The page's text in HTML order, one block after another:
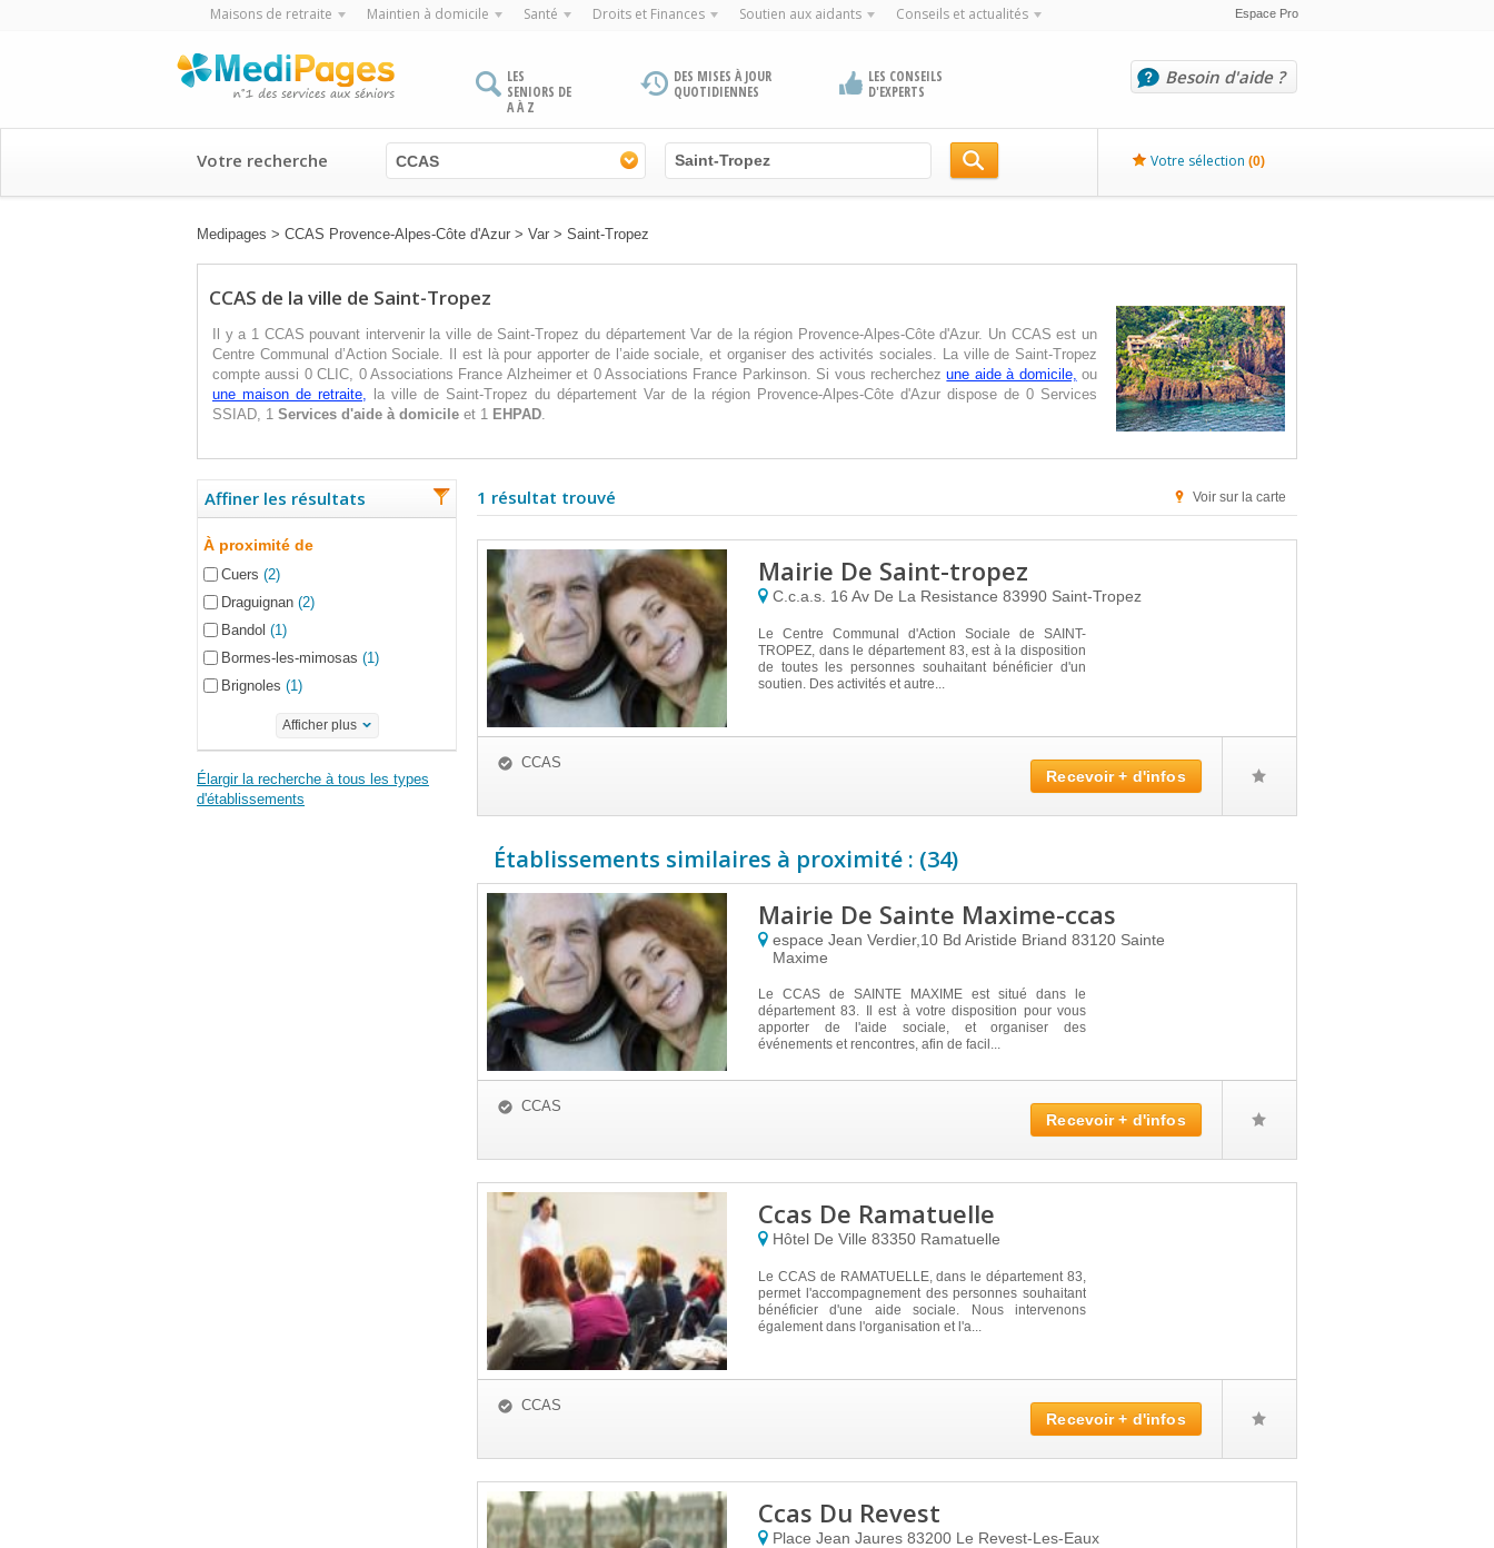
Maisons de retraite Maintien à domicile Santé Droits et Finances Soutien aux aidants Conseils et actualités Espace Pro
LES
SENIORS DE
A À Z
DES MISES À JOUR
QUOTIDIENNES
LES CONSEILS
D'EXPERTS
Besoin d'aide ?
Votre recherche CCAS Votre sélection (0)
Medipages > CCAS Provence-Alpes-Côte d'Azur > Var > Saint-Tropez
CCAS de la ville de Saint-Tropez
Il y a 1 CCAS pouvant intervenir la ville de Saint-Tropez du département Var de la région Provence-Alpes-Côte d'Azur. Un CCAS est un
Centre Communal d’Action Sociale. Il est là pour apporter de l’aide sociale, et organiser des activités sociales. La ville de Saint-Tropez
compte aussi 0 CLIC, 0 Associations France Alzheimer et 0 Associations France Parkinson. Si vous recherchezune aide à domicile, ou
une maison de retraite, la ville de Saint-Tropez du département Var de la région Provence-Alpes-Côte d'Azur dispose de 0 Services
SSIAD, 1 Services d'aide à domicile et 1 EHPAD.
Affiner les résultats
À proximité de
Cuers (2)
Draguignan (2)
Bandol (1)
Bormes-les-mimosas (1)
Brignoles (1)
Afficher plus
Élargir la recherche à tous les types
d'établissements
1 résultat trouvé Voir sur la carte
Mairie De Saint-tropez
C.c.a.s. 16 Av De La Resistance 83990 Saint-Tropez
Le Centre Communal d'Action Sociale de SAINT-
TROPEZ, dans le département 83, est à la disposition
de toutes les personnes souhaitant bénéficier d'un
soutien. Des activités et autre...
CCAS
Recevoir + d'infos
Établissements similaires à proximité : (34)
Mairie De Sainte Maxime-ccas
espace Jean Verdier,10 Bd Aristide Briand 83120 Sainte
Maxime
Le CCAS de SAINTE MAXIME est situé dans le
département 83. Il est à votre disposition pour vous
apporter de l'aide sociale, et organiser des
événements et rencontres, afin de facil...
CCAS
Recevoir + d'infos
Ccas De Ramatuelle
Hôtel De Ville 83350 Ramatuelle
Le CCAS de RAMATUELLE, dans le département 83,
permet l'accompagnement des personnes souhaitant
bénéficier d'une aide sociale. Nous intervenons
également dans l'organisation et l'a...
CCAS
Recevoir + d'infos
Ccas Du Revest
Place Jean Jaures 83200 Le Revest-Les-Eaux